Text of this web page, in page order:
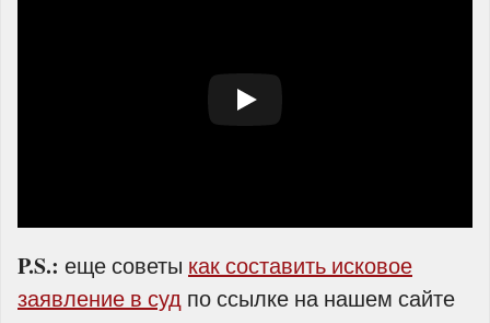
P.S.: еще советы как составить исковое
заявление в суд по ссылке на нашем сайте